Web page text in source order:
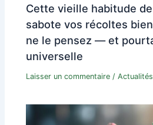
Cette vieille habitude
sabote vos récoltes
ne le pensez — et
universelle
Laisser un commentaire /Actualités